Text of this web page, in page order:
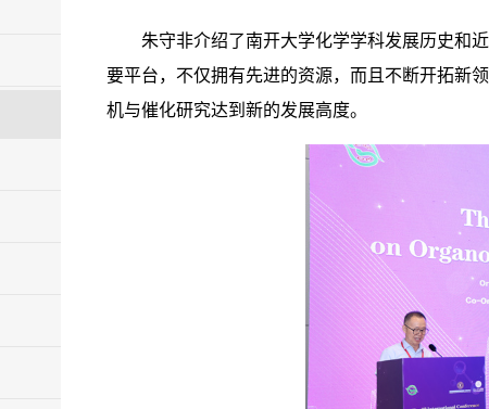
朱守非介绍了南开大学化学学科发展历史和
要平台，不仅拥有先进的资源，而且不断开拓新
机与催化研究达到新的发展高度。